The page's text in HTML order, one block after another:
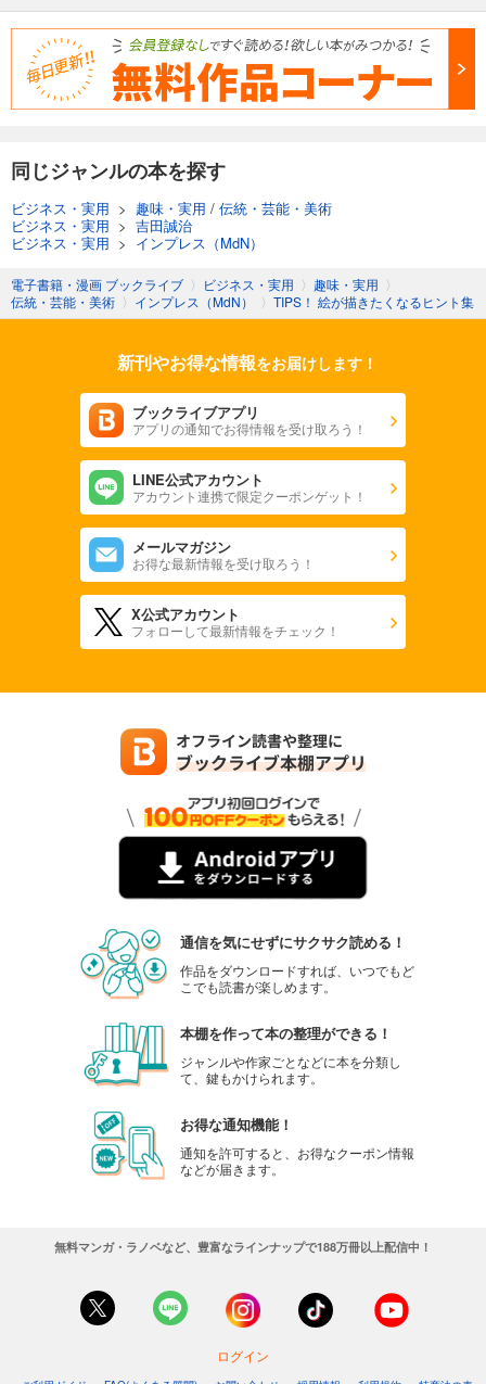
同じジャンルの本を探す
ビジネス・実用 > 趣味・実用 / 伝統・芸能・美術
ビジネス・実用 > 吉田誠治
ビジネス・実用 > インプレス（MdN）
電子書籍・漫画 ブックライブ 〉 ビジネス・実用 〉 趣味・実用 〉
伝統・芸能・美術 〉 インプレス（MdN） 〉 TIPS！ 絵が描きたくなるヒント集
新刊やお得な情報をお届けします！
ブックライブアプリ
アプリの通知でお得情報を受け取ろう！
LINE公式アカウント
アカウント連携で限定クーポンゲット！
メールマガジン
お得な最新情報を受け取ろう！
X公式アカウント
フォローして最新情報をチェック！
通信を気にせずにサクサク読める！
作品をダウンロードすれば、いつでもど
こでも読書が楽しめます。
本棚を作って本の整理ができる！
ジャンルや作家ごとなどに本を分類し
て、鍵もかけられます。
お得な通知機能！
通知を許可すると、お得なクーポン情報
などが届きます。
無料マンガ・ラノベなど、豊富なラインナップで188万冊以上配信中！
ログイン